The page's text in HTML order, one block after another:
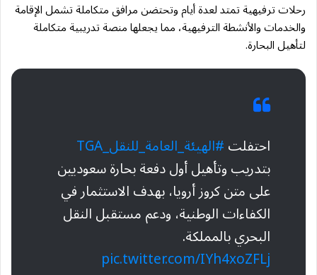
رحلات ترفيهية تمتد لعدة أيام وتحتضن مرافق متكاملة تشمل الإقامة
والخدمات والأنشطة الترفيهية، مما يجعلها منصة تدريبية متكاملة
لتأهيل البحارة.
احتفلت#الهيئة_العامة_للنقل_TGA
بتدريب وتأهيل أول دفعة بحارة سعوديين
على متن كروز أرويا، بهدف الاستثمار في
الكفاءات الوطنية، ودعم مستقبل النقل
البحري بالمملكة.
pic.twitter.com/IYh4xoZFLj